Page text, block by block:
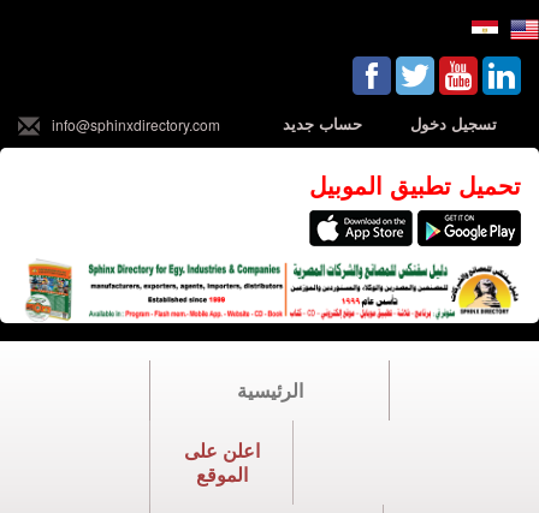
تسجيل دخول حساب جديد info@sphinxdirectory.com
تحميل تطبيق الموبيل
الرئيسية
اعلن على
الموقع